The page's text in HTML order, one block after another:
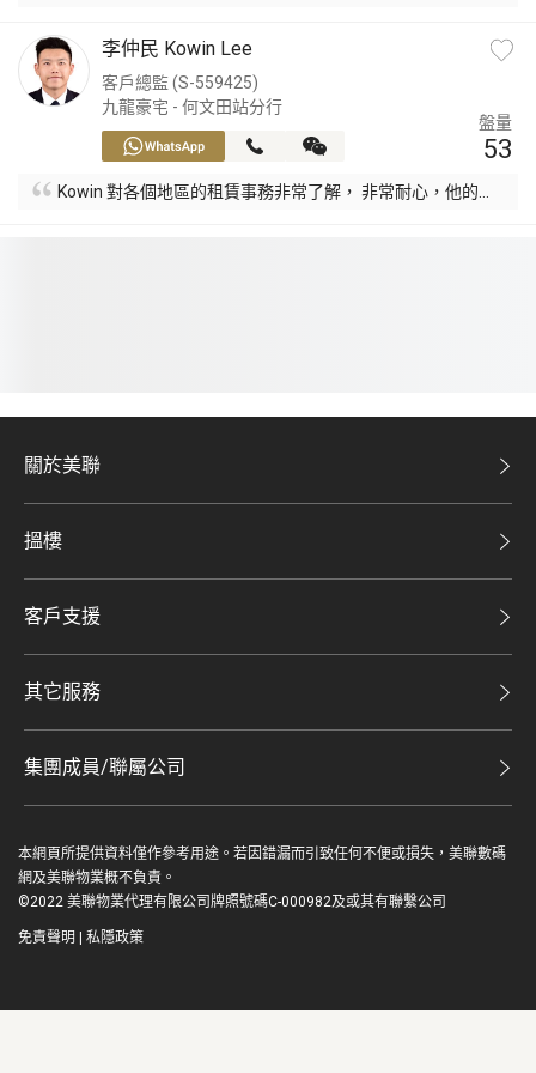
李仲民 Kowin Lee
客戶總監 (S-559425)
九龍豪宅 - 何文田站分行
Kowin 對各個地區的租賃事務非常了解， 非常耐心，他的建
盤量
53
關於美聯
美聯集團
集團動態
人才招募
網站地圖
搵樓
二手盤
買賣流程
客戶支援
自助放盤
豪宅分行
查詢熱線
聯絡我們
繳款方式
其它服務
豪宅資訊
美善會
集團成員/聯屬公司
鋑聯控股*
美聯工商舖*
美聯中國
本網頁所提供資料僅作參考用途。若因錯漏而引致任何不便或損失，美聯數碼
網及美聯物業概不負責。
©2022 美聯物業代理有限公司牌照號碼C-000982及或其有聯繫公司
免責聲明 | 私隱政策